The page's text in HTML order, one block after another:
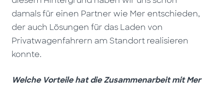
damals für einen Partner wie Mer entschieden,
der auch Lösungen für das Laden von
Privatwagenfahrern am Standort realisieren
konnte.
Welche Vorteile hat die Zusammenarbeit mit Mer